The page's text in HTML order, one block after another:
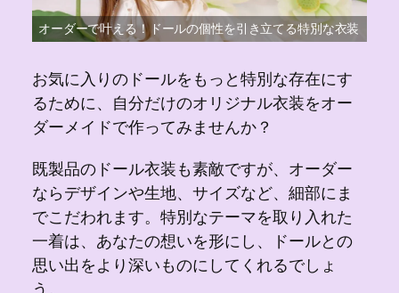
オーダーで叶える！ドールの個性を引き立てる特別な衣装
お気に入りのドールをもっと特別な存在にす
るために、自分だけのオリジナル衣装をオー
ダーメイドで作ってみませんか？
既製品のドール衣装も素敵ですが、オーダー
ならデザインや生地、サイズなど、細部にま
でこだわれます。特別なテーマを取り入れた
一着は、あなたの想いを形にし、ドールとの
思い出をより深いものにしてくれるでしょ
う。